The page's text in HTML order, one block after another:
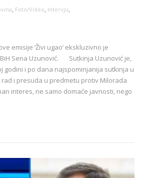
Foto/Video Intervju
emisije ‘Živi ugao’ ekskluzivno je
Sena Uzunović. Sutkinja Uzunović je,
godini i po dana najspominjanija sutkinja u
rad i presuda u predmetu protiv Milorada
interes, ne samo domaće javnosti, nego